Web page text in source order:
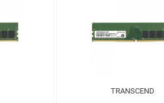
TRANSCEND